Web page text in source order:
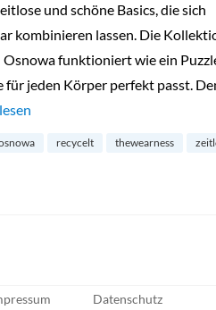
und schöne Basics, die sich
kombinieren lassen. Die
Osnowa funktioniert wie ein
für jeden Körper perfekt passt.
zeitlose Basics aus Polen“
recycelt thewearness
Datenschutz